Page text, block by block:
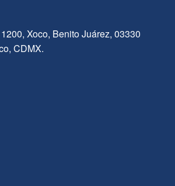
Xoco, Benito Juárez, 03330
CDMX.